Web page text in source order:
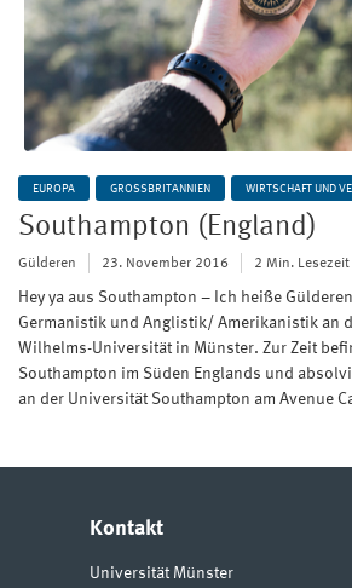
EUROPA GROSSBRITANNIEN WIRTSCHAFT UND
Southampton (England)
Gülderen 23. November 2016 2 Min. Lesezeit
Hey ya aus Southampton – Ich heiße
Germanistik und Anglistik/ Amerikanistik an
Wilhelms-Universität in Münster. Zur Zeit
Southampton im Süden Englands und
an der Universität Southampton am Avenue
Kontakt
Universität Münster